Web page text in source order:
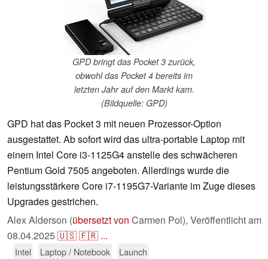
GPD bringt das Pocket 3 zurück,
obwohl das Pocket 4 bereits im
letzten Jahr auf den Markt kam.
(Bildquelle: GPD)
GPD hat das Pocket 3 mit neuen Prozessor-Option
ausgestattet. Ab sofort wird das ultra-portable Laptop mit
einem Intel Core i3-1125G4 anstelle des schwächeren
Pentium Gold 7505 angeboten. Allerdings wurde die
leistungsstärkere Core i7-1195G7-Variante im Zuge dieses
Upgrades gestrichen.
Alex Alderson (übersetzt von Carmen Pol), Veröffentlicht am
08.04.2025🇺🇸🇫🇷 ...
Intel Laptop / Notebook Launch